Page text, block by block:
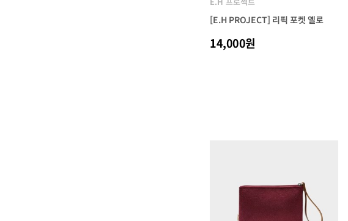
[E.H PROJECT] 리픽 포켓 옐로
14,000원